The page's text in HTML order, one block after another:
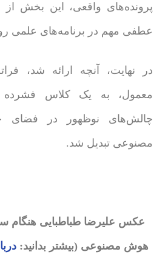
پرونده‌های واقعی، این بخش
عطفی مهم در برنامه‌های علمی
در نهایت، آنچه ارائه شد،
معمول، به یک کلاس فشرده
چالش‌های نوظهور در
مصنوعی تبدیل شد.
عکس علیرضا طباطبایی هنگام
هوش مصنوعی (بیشتر بدانید: